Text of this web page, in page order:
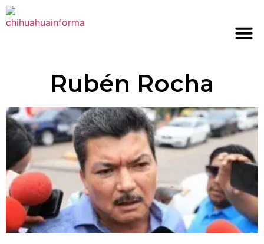
Rubén Rocha